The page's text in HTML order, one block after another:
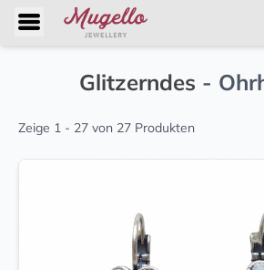
Glitzerndes -
Zeige 1 - 27 von 27 Produkten